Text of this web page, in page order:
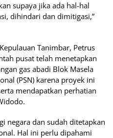
supaya jika ada hal-hal
dihindari dan dimitigasi,”
Tanimbar, Petrus
pusat telah menetapkan
gas abadi Blok Masela
(PSN) karena proyek ini
mendapatkan perhatian
negara dan sudah ditetapkan
Hal ini perlu dipahami